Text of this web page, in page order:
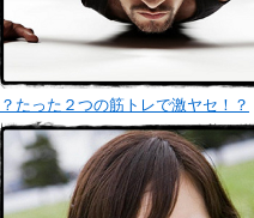
たった２つの筋トレで激ヤセ！？